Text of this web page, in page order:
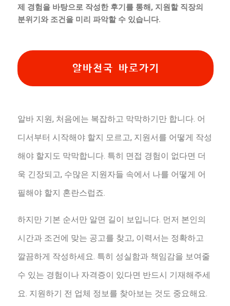
제 경험을 바탕으로 작성한 후기를 통해, 지원할 직장의
분위기와 조건을 미리 파악할 수 있습니다.
알바천국 바로가기
알바 지원, 처음에는 복잡하고 막막하기만 합니다. 어
디서부터 시작해야 할지 모르고, 지원서를 어떻게 작성
해야 할지도 막막합니다. 특히 면접 경험이 없다면 더
욱 긴장되고, 수많은 지원자들 속에서 나를 어떻게 어
필해야 할지 혼란스럽죠.
하지만 기본 순서만 알면 길이 보입니다. 먼저 본인의
시간과 조건에 맞는 공고를 찾고, 이력서는 정확하고
깔끔하게 작성하세요. 특히 성실함과 책임감을 보여줄
수 있는 경험이나 자격증이 있다면 반드시 기재해주세
요. 지원하기 전 업체 정보를 찾아보는 것도 중요해요.